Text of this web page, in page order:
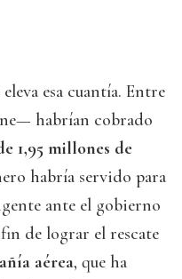
eleva esa cuantía. Entre
habrían cobrado
1,95 millones de
habría servido para
ante el gobierno
de lograr el rescate
aérea, que ha